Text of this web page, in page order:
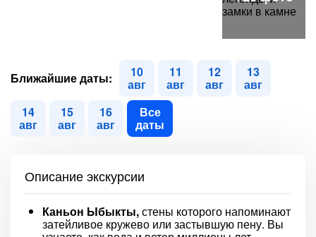
Ближайшие даты: 10
авг
11
авг
12
авг
13
авг
14
авг
15
авг
16
авг
Все
даты
Описание экскурсии
Каньон Ыбыкты,стены которого напоминают
затейливое кружево или застывшую пену. Вы